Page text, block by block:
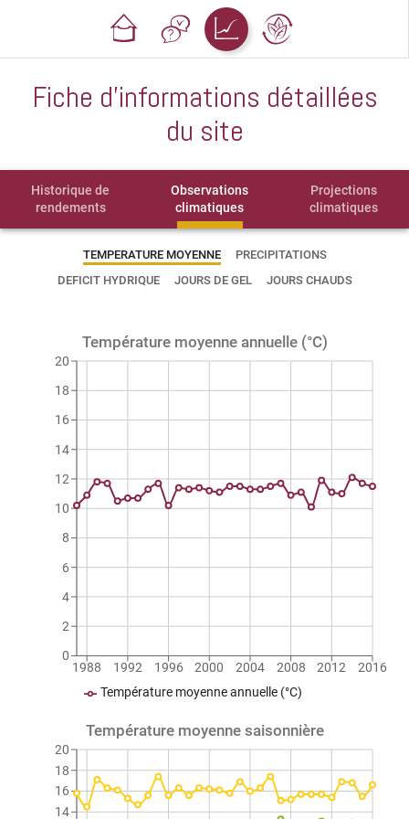
Fiche d'informations détaillées
du site
Historique de
rendements
Observations
climatiques
Projections
climatiques
TEMPERATURE MOYENNE
PRECIPITATIONS
DEFICIT HYDRIQUE
JOURS DE GEL JOURS CHAUDS
Température moyenne annuelle (°C)
1988 1992 1996 2000 2004 2008 2012 2016
0
2
4
6
8
10
12
14
16
18
20
Température moyenne annuelle (°C)
Température moyenne saisonnière
14
16
18
20